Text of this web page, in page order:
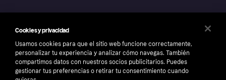
Cookies y privacidad
Usamos cookies para que el sitio web funcione correctamente,
personalizar tu experiencia y analizar cómo navegas. También
compartimos datos con nuestros socios publicitarios. Puedes
gestionar tus preferencias o retirar tu consentimiento cuando